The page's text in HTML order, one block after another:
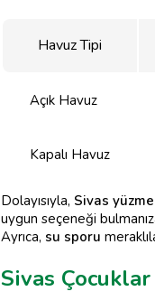
Havuz Tipi
Açık Havuz
Kapalı Havuz
Dolayısıyla, Sivas
uygun seçeneği
Ayrıca, su sporu
Sivas